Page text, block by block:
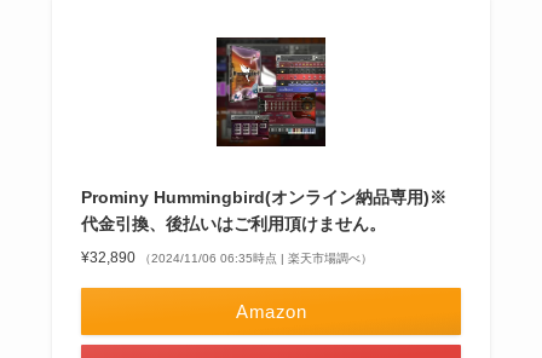
Prominy Hummingbird(オンライン納品専用)※
代金引換、後払いはご利用頂けません。
¥32,890 （2024/11/06 06:35時点 | 楽天市場調べ）
Amazon